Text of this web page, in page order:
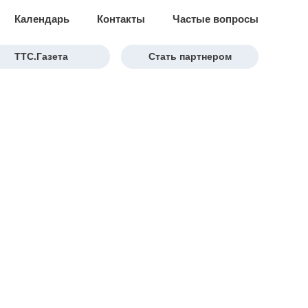
Стать партнером
ТТС.Газета
Календарь Контакты Частые вопросы